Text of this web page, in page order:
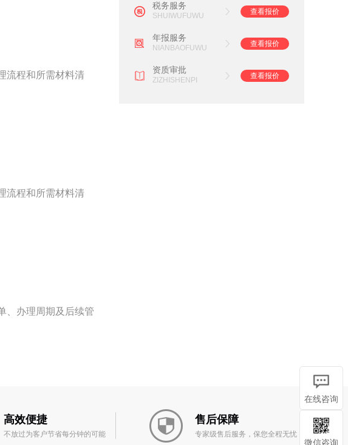
流程和所需材料清
流程和所需材料清
、办理周期及后续管
税务服务
SHUIWUFUWU
查看报价
年报服务
NIANBAOFUWU
查看报价
资质审批
ZIZHISHENPI
查看报价
高效便捷
不放过为客户节省每分钟的可能
售后保障
专家级售后服务，保您全程无忧
在线咨询
微信咨询